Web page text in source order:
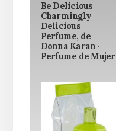
Be Delicious
Charmingly
Delicious
Perfume, de
Donna Karan ·
Perfume de Mujer